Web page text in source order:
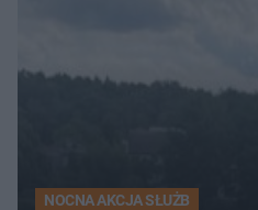
NOCNA AKCJA SŁUŻB